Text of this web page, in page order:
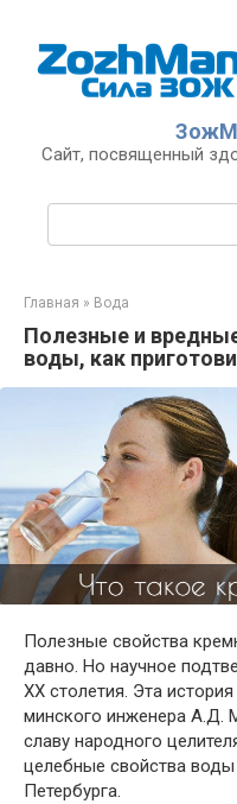
контенту
Сайт, посвященный
Главная » Вода
Полезные и
воды, как
Полезные свойства
давно. Но научное
ХХ столетия. Эта
минского инженера А.Д.
славу народного
целебные свойства воды
Петербурга.